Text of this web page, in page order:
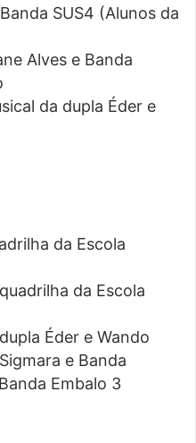
SUS4 (Alunos da
Alves e Banda
da dupla Éder e
da Escola
da Escola
Éder e Wando
e Banda
Embalo 3